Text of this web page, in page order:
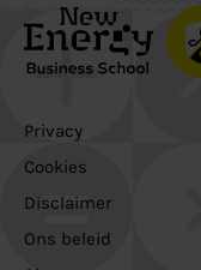
Privacy
Cookies
Disclaimer
Ons beleid